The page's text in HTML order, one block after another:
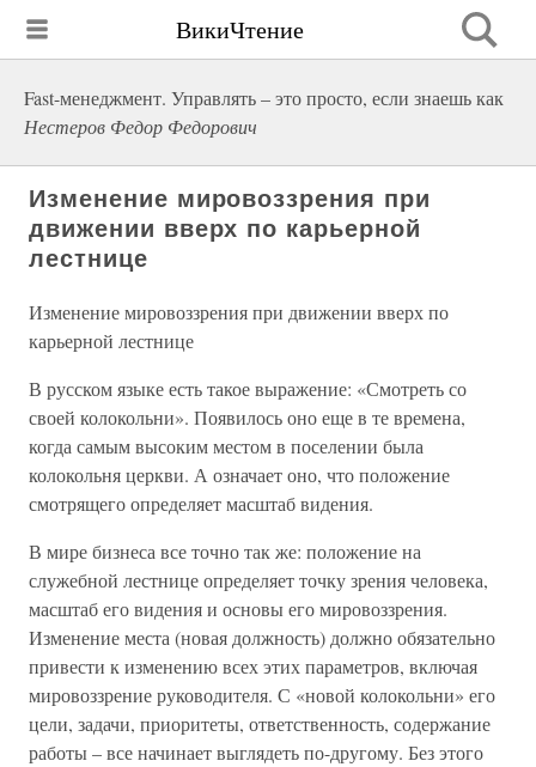
ВикиЧтение
Fast-менеджмент. Управлять – это просто, если знаешь как
Нестеров Федор Федорович
Изменение мировоззрения при
движении вверх по карьерной
лестнице
Изменение мировоззрения при движении вверх по
карьерной лестнице
В русском языке есть такое выражение: «Смотреть со
своей колокольни». Появилось оно еще в те времена,
когда самым высоким местом в поселении была
колокольня церкви. А означает оно, что положение
смотрящего определяет масштаб видения.
В мире бизнеса все точно так же: положение на
служебной лестнице определяет точку зрения человека,
масштаб его видения и основы его мировоззрения.
Изменение места (новая должность) должно обязательно
привести к изменению всех этих параметров, включая
мировоззрение руководителя. С «новой колокольни» его
цели, задачи, приоритеты, ответственность, содержание
работы – все начинает выглядеть по-другому. Без этого